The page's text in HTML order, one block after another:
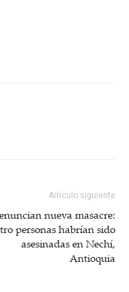
Artículo siguiente
nueva masacre:
personas habrían sido
asesinadas en Nechí,
Antioquia